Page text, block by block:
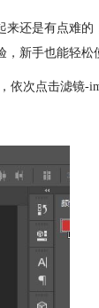
来还是有点难
新手也能轻松
依次点击滤镜-